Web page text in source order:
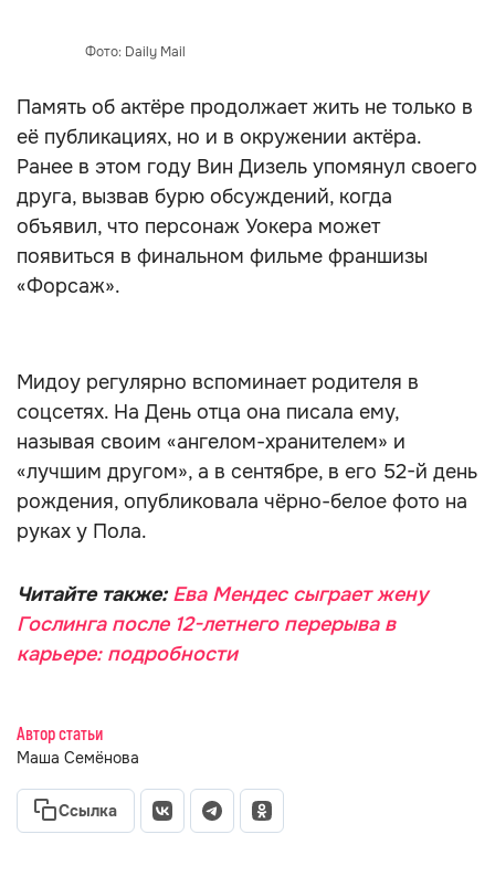
Фото: Daily Mail
Память об актёре продолжает жить не только в
её публикациях, но и в окружении актёра.
Ранее в этом году Вин Дизель упомянул своего
друга, вызвав бурю обсуждений, когда
объявил, что персонаж Уокера может
появиться в финальном фильме франшизы
«Форсаж».
Мидоу регулярно вспоминает родителя в
соцсетях. На День отца она писала ему,
называя своим «ангелом-хранителем» и
«лучшим другом», а в сентябре, в его 52-й день
рождения, опубликовала чёрно-белое фото на
руках у Пола.
Читайте также: Ева Мендес сыграет жену
Гослинга после 12-летнего перерыва в
карьере: подробности
Автор статьи
Маша Семёнова
Ссылка